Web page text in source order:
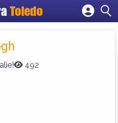
Toledo
empresa
conta
492